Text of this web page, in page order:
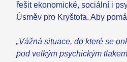
řešit ekonomické, sociální i
Úsměv pro Kryštofa. Aby
„Vážná situace, do které se
pod velkým psychickým